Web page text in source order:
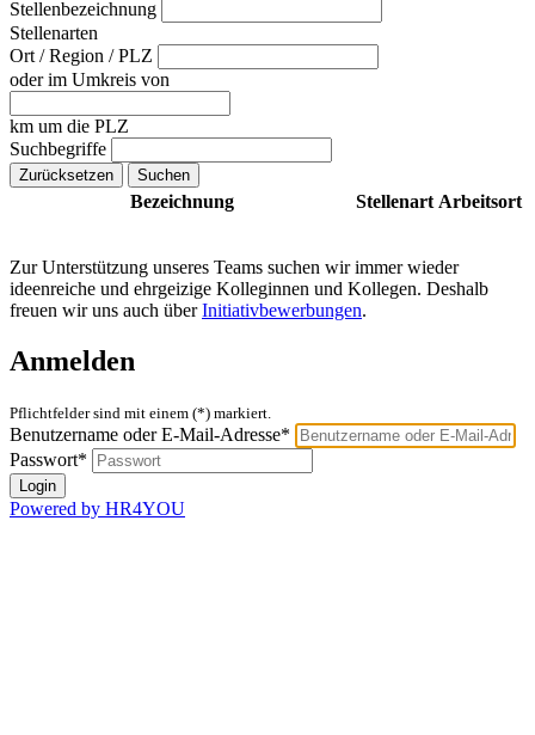
Stellenbezeichnung
Stellenarten
Ort / Region / PLZ
oder im Umkreis von
km um die PLZ
Suchbegriffe
Bezeichnung Stellenart Arbeitsort
Zur Unterstützung unseres Teams suchen wir immer wieder
ideenreiche und ehrgeizige Kolleginnen und Kollegen. Deshalb
freuen wir uns auch überInitiativbewerbungen.
Anmelden
Pflichtfelder sind mit einem (*) markiert.
Benutzername oder E-Mail-Adresse*
Passwort*
Powered by HR4YOU